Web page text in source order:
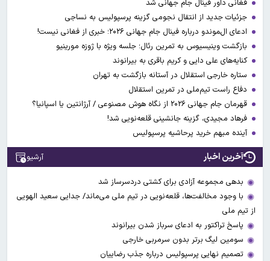
فغانی داور فینال جام جهانی شد
جزئیات جدید از انتقال نجومی گزینه پرسپولیس به نساجی
ادعای ال‌‍موندو درباره فینال جام جهانی ۲۰۲۶؛ خبری از فغانی نیست!
بازگشت وینیسیوس به تمرین رئال؛ جلسه ویژه با ژوزه مورینیو
کنایه‌های علی دایی و کریم باقری به بیرانوند
ستاره خارجی استقلال در آستانه بازگشت به تهران
دفاع راست تیم‌ملی در تمرین استقلال
قهرمان جام جهانی ۲۰۲۶ از نگاه هوش مصنوعی / آرژانتین یا اسپانیا؟
فرهاد مجیدی، گزینه جانشینی قلعه‌نویی شد!
آینده مبهم خرید پرحاشیه پرسپولیس
آخرین اخبار آرشیو
بدهی مجموعه آزادی برای کشتی دردسرساز شد
با وجود مخالفت‌ها، قلعه‌نویی در تیم ملی می‌ماند/ جدایی سعید الهویی
از تیم ملی
پاسخ تراکتور به ادعای سرباز شدن بیرانوند
سومین لیگ برتر بدون سرمربی خارجی
تصمیم نهایی پرسپولیس درباره جذب رضاییان